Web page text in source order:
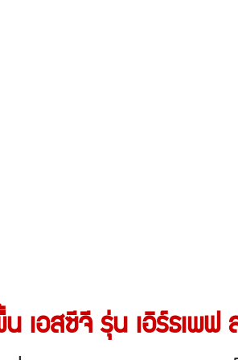
น เอสซีจี รุ่น เอิร์ธเพฟ